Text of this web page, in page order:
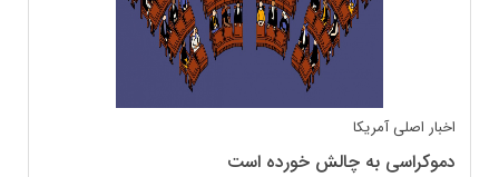
اخبار اصلیآمریکا
دموکراسی به چالش خورده است